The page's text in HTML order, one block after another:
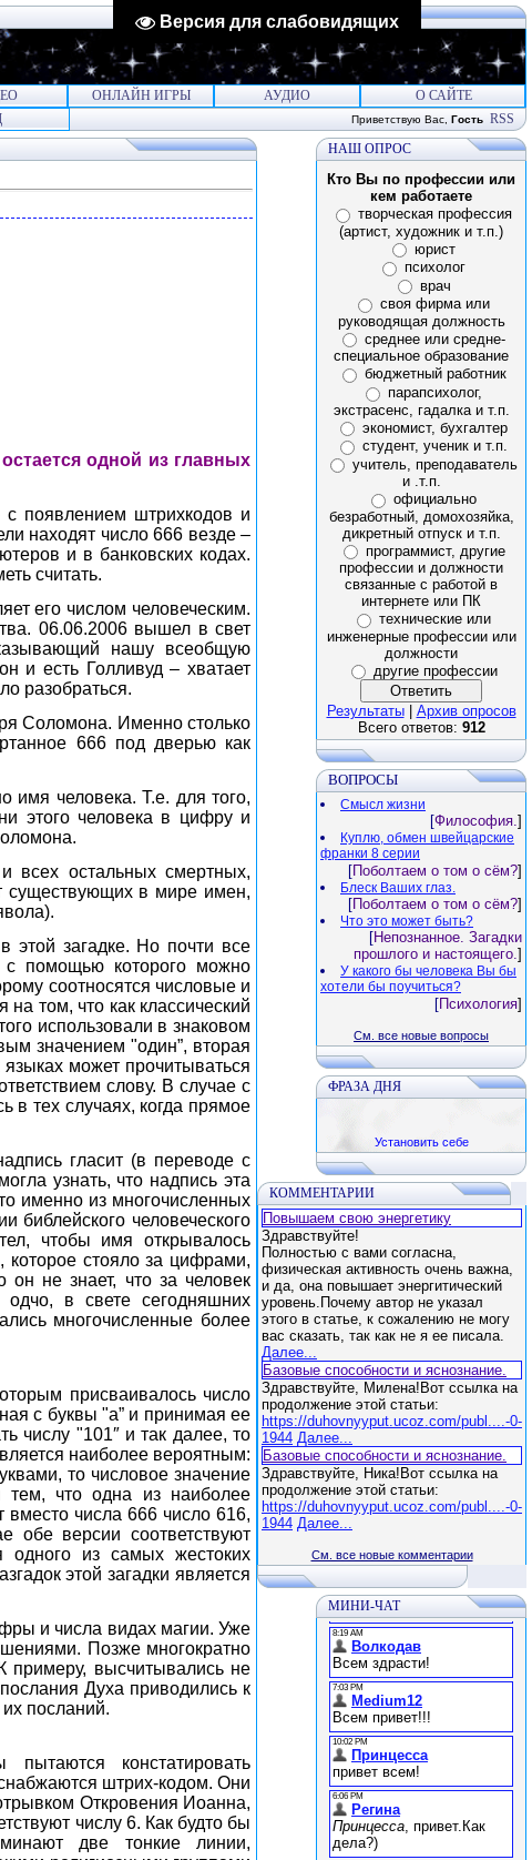
Версия для слабовидящих
ОНЛАЙН ИГРЫ АУДИО
О САЙТЕ
Приветствую Вас Гость RSS
одной из главных
с появлением штрихкодов и
находят число 666 везде –
и в банковских кодах.
считать.
его числом человеческим.
06.06.2006 вышел в свет
нашу всеобщую
и есть Голливуд – хватает
разобраться.
Соломона. Именно столько
666 под дверью как
имя человека. Т.е. для того,
этого человека в цифру и
всех остальных смертных,
существующих в мире имен,
этой загадке. Но почти все
с помощью которого можно
соотносятся числовые и
том, что как классический
использовали в знаковом
значением "один”, вторая
может прочитываться
слову. В случае с
в тех случаях, когда прямое
гласит (в переводе с
узнать, что надпись эта
именно из многочисленных
библейского человеческого
чтобы имя открывалось
стояло за цифрами,
не знает, что за человек
в свете сегодняшних
многочисленные более
присваивалось число
с буквы "а” и принимая ее
числу "101″ и так далее, то
наиболее вероятным:
то числовое значение
тем, что одна из наиболее
числа 666 число 616,
обе версии соответствуют
одного из самых жестоких
этой загадки является
и числа видах магии. Уже
Позже многократно
примеру, высчитывались не
Духа приводились к
посланий.
констатировать
штрих-кодом. Они
Откровения Иоанна,
числу 6. Как будто бы
две тонкие линии,
НАШ ОПРОС
Кто Вы по профессии или
кем работаете
творческая профессия
(артист, художник и т.п.)
юрист
психолог
врач
своя фирма или
руководящая должность
среднее или средне-
специальное образование
бюджетный работник
парапсихолог,
экстрасенс, гадалка и т.п.
экономист, бухгалтер
студент, ученик и т.п.
учитель, преподаватель
и .т.п.
официально
безработный, домохозяйка,
дикретный отпуск и т.п.
программист, другие
профессии и должности
связанные с работой в
интернете или ПК
технические или
инженерные профессии или
должности
другие профессии
Результаты| Архив опросов
Всего ответов: 912
ВОПРОСЫ
Смысл жизни
[Философия.]
Куплю, обмен швейцарские
франки 8 серии
[Поболтаем о том о сём?]
Блеск Ваших глаз.
[Поболтаем о том о сём?]
Что это может быть?
[Непознанное. Загадки
прошлого и настоящего.]
У какого бы человека Вы бы
хотели бы поучиться?
[Психология]
См. все новые вопросы
ФРАЗА ДНЯ
Установить себе
КОММЕНТАРИИ
Повышаем свою энергетику
Здравствуйте!
Полностью с вами согласна,
физическая активность очень важна,
и да, она повышает энергитический
уровень.Почему автор не указал
этого в статье, к сожалению не могу
вас сказать, так как не я ее писала.
Далее...
Базовые способности и яснознание.
Здравствуйте, Милена!Вот ссылка на
продолжение этой статьи:
https://duhovnyyput.ucoz.com/publ....-0-
1944 Далее...
Базовые способности и яснознание.
Здравствуйте, Ника!Вот ссылка на
продолжение этой статьи:
https://duhovnyyput.ucoz.com/publ....-0-
1944 Далее...
См. все новые комментарии
МИНИ-ЧАТ